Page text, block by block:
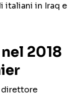
italiani in Iraq e
2018
direttore